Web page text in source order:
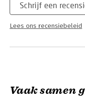
Schrijf een
Lees ons recensiebeleid
Vaak samen